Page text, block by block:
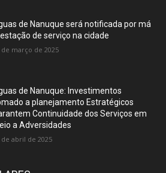
de Nanuque será notificada por má
de serviço na cidade
de março de 2025
de Nanuque: Investimentos
a planejamento Estratégicos
Continuidade dos Serviços em
a Adversidades
de abril de 2025